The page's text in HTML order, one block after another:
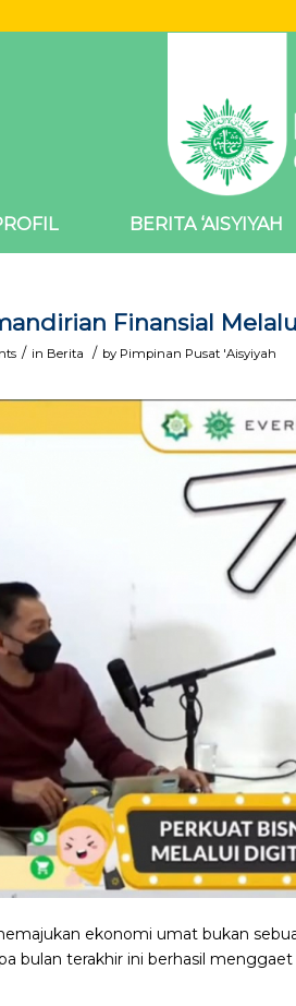
BERITA ‘AISYIYAH
Finansial
/ in Berita / by Pimpinan Pusat 'Aisyiyah
ekonomi umat bukan
bulan terakhir ini berhasil